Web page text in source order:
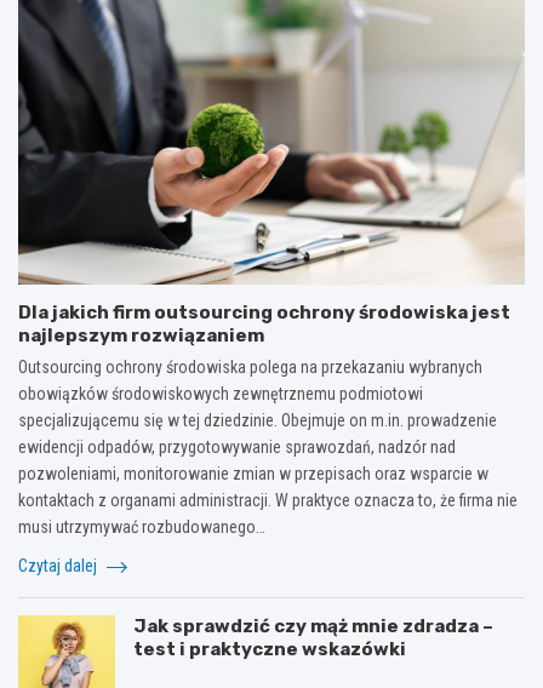
Dla jakich firm outsourcing ochrony środowiska jest
najlepszym rozwiązaniem
Outsourcing ochrony środowiska polega na przekazaniu wybranych
obowiązków środowiskowych zewnętrznemu podmiotowi
specjalizującemu się w tej dziedzinie. Obejmuje on m.in. prowadzenie
ewidencji odpadów, przygotowywanie sprawozdań, nadzór nad
pozwoleniami, monitorowanie zmian w przepisach oraz wsparcie w
kontaktach z organami administracji. W praktyce oznacza to, że firma nie
musi utrzymywać rozbudowanego…
Czytaj dalej
Jak sprawdzić czy mąż mnie zdradza –
test i praktyczne wskazówki